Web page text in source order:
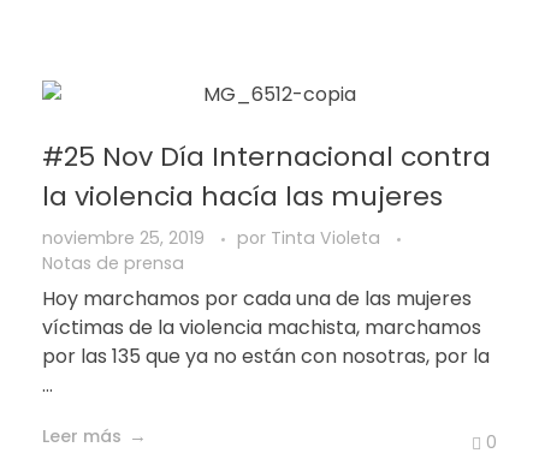
#25 Nov Día Internacional contra
la violencia hacía las mujeres
noviembre 25, 2019 por Tinta Violeta
Notas de prensa
Hoy marchamos por cada una de las mujeres
víctimas de la violencia machista, marchamos
por las 135 que ya no están con nosotras, por la
...
Leer más 0